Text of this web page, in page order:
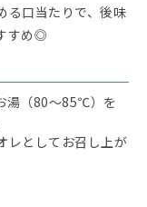
る口当たりで、後味
すめ◎
湯（80～85℃）を
レとしてお召し上が